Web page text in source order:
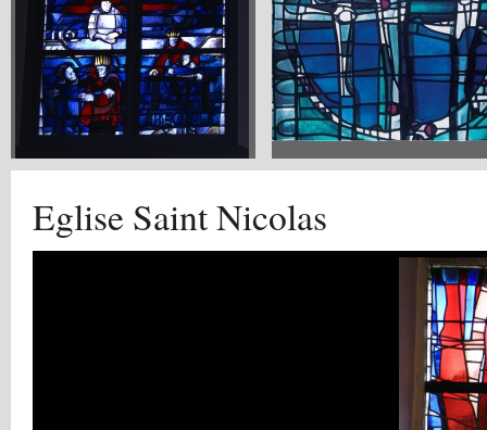
Eglise Saint Nicolas